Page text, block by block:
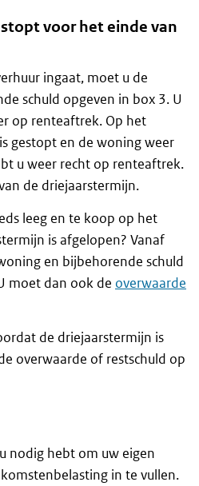
voor het einde van
ingaat, moet u de
schuld opgeven in box 3. U
op renteaftrek. Op het
gestopt en de woning weer
u weer recht op renteaftrek.
de driejaarstermijn.
leeg en te koop op het
is afgelopen? Vanaf
en bijbehorende schuld
moet dan ook de overwaarde
de driejaarstermijn is
overwaarde of restschuld op
nodig hebt om uw eigen
in te vullen.